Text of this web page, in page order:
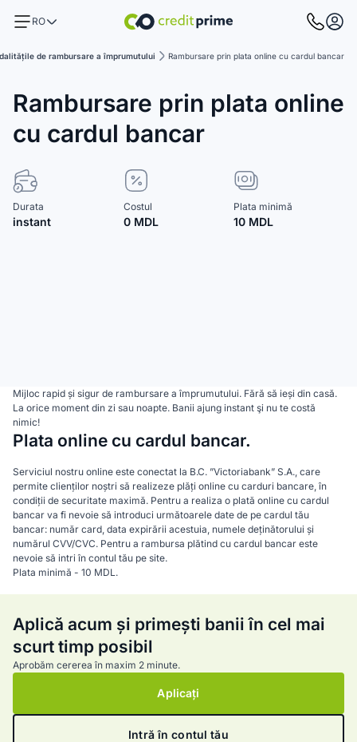
RO
de rambursare a împrumutului Rambursare prin plata online cu cardul bancar
Rambursare prin plata online
cu cardul bancar
Durata
instant
Costul
0 MDL
Plata minimă
10 MDL
Mijloc rapid și sigur de rambursare a împrumutului. Fără să ieși din casă.
La orice moment din zi sau noapte. Banii ajung instant şi nu te costă
nimic!
Plata online cu cardul bancar.
Serviciul nostru online este conectat la B.C. ”Victoriabank” S.A., care
permite clienților noștri să realizeze plăți online cu carduri bancare, în
condiții de securitate maximă. Pentru a realiza o plată online cu cardul
bancar va fi nevoie să introduci următoarele date de pe cardul tău
bancar: număr card, data expirării acestuia, numele deținătorului și
numărul CVV/CVC. Pentru a rambursa plătind cu cardul bancar este
nevoie să intri în contul tău pe site.
Plata minimă - 10 MDL.
Aplică acum și primești banii în cel mai
scurt timp posibil
Aprobăm cererea în maxim 2 minute.
Aplicați
Intră în contul tău